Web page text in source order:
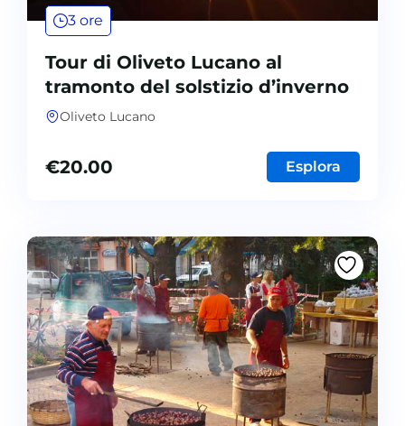
3 ore
Tour di Oliveto Lucano al
tramonto del solstizio d’inverno
Oliveto Lucano
€20.00 Esplora